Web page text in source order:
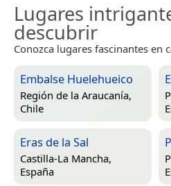
Lugares
descubrir
Conozca lugares fascinantes en
Embalse Huelehueico
Región de la Araucanía,
Chile
Eras de la Sal
Castilla-La Mancha,
España